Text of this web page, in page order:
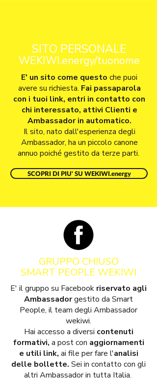
SITO PERSONALE
WEKIWI.energy/tuonome
E' un sito come questo che puoi
avere su richiesta. Fai passaparola
con i tuoi link, entri in contatto con
chi interessato, attivi Clienti e
Ambassador in automatico.
Il sito, nato dall'esperienza degli
Ambassador, ha un piccolo canone
annuo poiché gestito da terze parti.
SCOPRI DI PIU' SU WEKIWI.energy
GRUPPO CHIUSO
SMART PEOPLE WEKIWI
E' il gruppo su Facebook riservato agli
Ambassadorgestito da Smart
People, il team degli Ambassador
wekiwi.
Hai accesso a diversi contenuti
formativi, a post con aggiornamenti
e utili link, ai file per fare l'analisi
delle bollette. Sei in contatto con gli
altri Ambassador in tutta Italia.